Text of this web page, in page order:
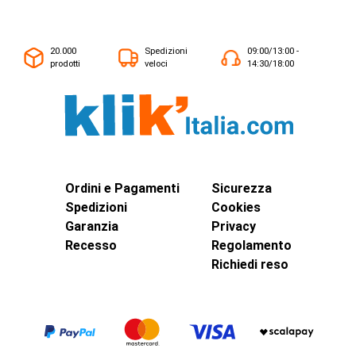
20.000
prodotti
Spedizioni
veloci
09:00/13:00 -
14:30/18:00
Ordini e Pagamenti
Spedizioni
Garanzia
Recesso
Sicurezza
Cookies
Privacy
Regolamento
Richiedi reso